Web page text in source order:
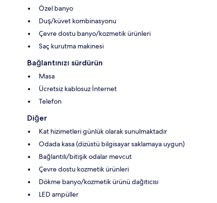
Özel banyo
Duş/küvet kombinasyonu
Çevre dostu banyo/kozmetik ürünleri
Saç kurutma makinesi
Bağlantınızı sürdürün
Masa
Ücretsiz kablosuz İnternet
Telefon
Diğer
Kat hizimetleri günlük olarak sunulmaktadır
Odada kasa (dizüstü bilgisayar saklamaya uygun)
Bağlantılı/bitişik odalar mevcut
Çevre dostu kozmetik ürünleri
Dökme banyo/kozmetik ürünü dağıtıcısı
LED ampüller